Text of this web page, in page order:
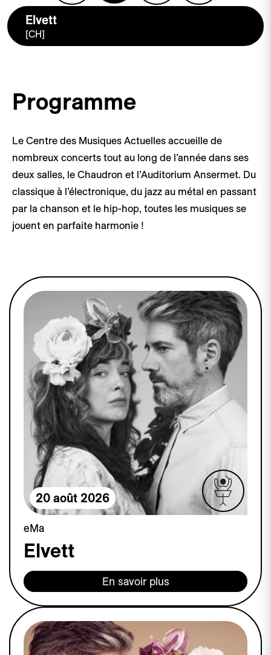
Programme
Le Centre des Musiques Actuelles accueille de
nombreux concerts tout au long de l’année dans ses
deux salles, le Chaudron et l’Auditorium Ansermet. Du
classique à l’électronique, du jazz au métal en passant
par la chanson et le hip-hop, toutes les musiques se
jouent en parfaite harmonie !
Elvett
[CH]
20 août 2026
eMa
Elvett
En savoir plus